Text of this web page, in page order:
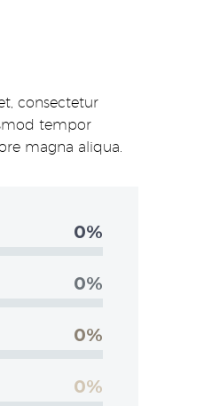
consectetur
tempor
magna aliqua.
0%
0%
0%
0%